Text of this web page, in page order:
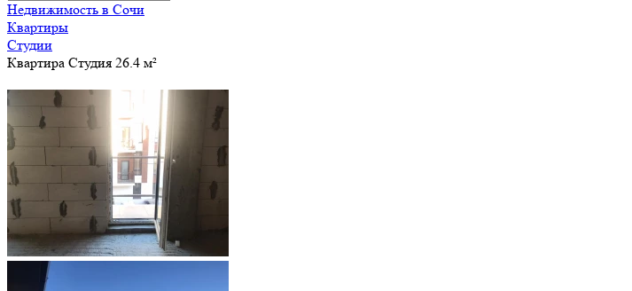
Недвижимость в Сочи
Квартиры
Студии
Квартира Студия 26.4 м²